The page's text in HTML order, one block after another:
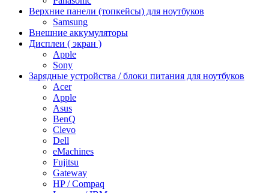
Верхние панели (топкейсы) для ноутбуков
Samsung
Внешние аккумуляторы
Дисплеи ( экран )
Apple
Sony
Зарядные устройства / блоки питания для ноутбуков
Acer
Apple
Asus
BenQ
Clevo
Dell
eMachines
Fujitsu
Gateway
HP / Compaq